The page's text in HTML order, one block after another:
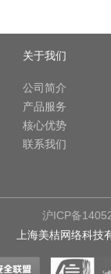
关于我们
公司简介
产品服务
核心优势
联系我们
沪ICP备
上海美桔网络科